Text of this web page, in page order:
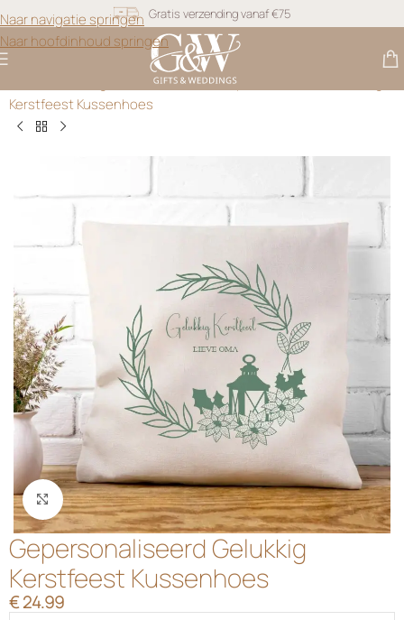
Naar navigatie springen
Naar hoofdinhoud springen
Snel geleverd
Gratis personalisatie
Kerstcadeau>Gepersonaliseerd Gelukkig
Kerstfeest Kussenhoes
Klik om te vergroten
Gepersonaliseerd Gelukkig
Kerstfeest Kussenhoes
€ 24.99